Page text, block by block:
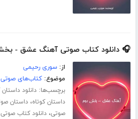
🎧 دانلود کتاب صوتی آهنگ عشق -
از:سوری رحیمی
موضوع:کتاب‌های صوتی
برچسب‌ها:دانلود داستان
داستان کوتاه،داستان
صوتی،دانلود کتاب